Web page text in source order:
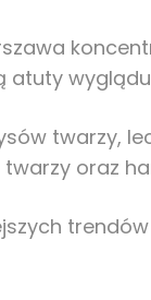
twarzy,
oraz